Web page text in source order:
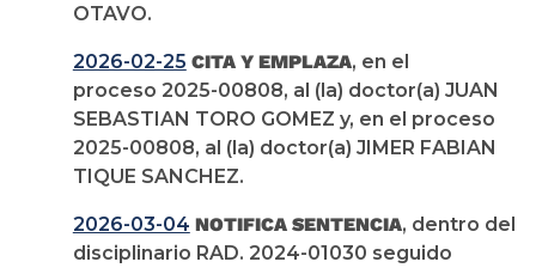
OTAVO.
2026-02-25 CITA Y EMPLAZA, en el
proceso 2025-00808, al (la) doctor(a) JUAN
SEBASTIAN TORO GOMEZ y, en el proceso
2025-00808, al (la) doctor(a) JIMER FABIAN
TIQUE SANCHEZ.
2026-03-04 NOTIFICA SENTENCIA, dentro del
disciplinario RAD. 2024-01030 seguido